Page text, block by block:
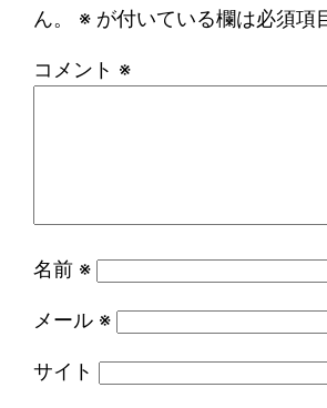
ん。
※ が付いている欄は必須項
コメント ※
名前 ※
メール ※
サイト